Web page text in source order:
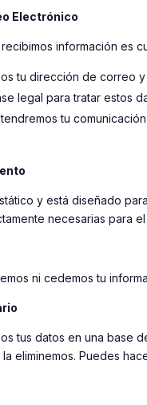
Electrónico
información es
tu dirección de correo
legal para tratar estos
tu
y está diseñado
necesarias para
ni cedemos tu
tus datos en una base
eliminemos. Puedes